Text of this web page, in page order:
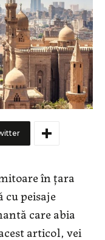
în țara
peisaje
care abia
articol, vei